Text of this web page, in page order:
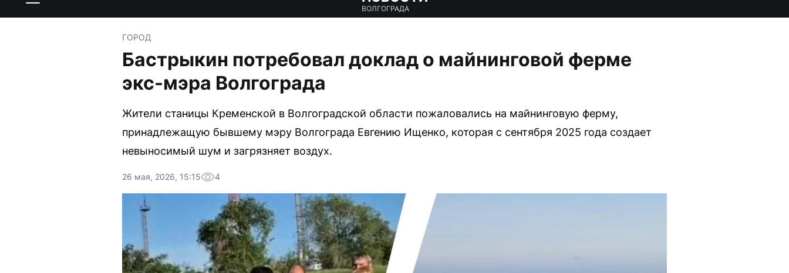
ВОЛГОГРАДА
ГОРОД
Бастрыкин потребовал доклад о майнинговой ферме
экс-мэра Волгограда
Жители станицы Кременской в Волгоградской области пожаловались на майнинговую ферму,
принадлежащую бывшему мэру Волгограда Евгению Ищенко, которая с сентября 2025 года создает
невыносимый шум и загрязняет воздух.
26 мая, 2026, 15:15 4